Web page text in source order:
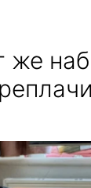
же